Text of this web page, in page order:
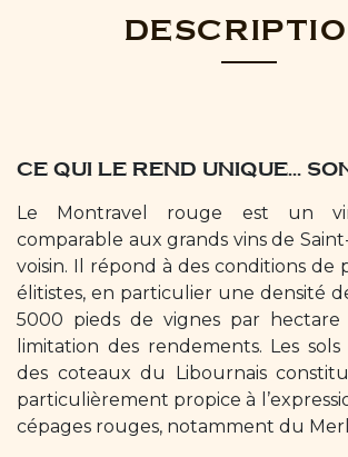
CE QUI LE REND UNIQUE…
Le Montravel rouge est un
comparable aux grands vins de
voisin. Il répond à des conditions de
élitistes, en particulier une densité
5000 pieds de vignes par
limitation des rendements. Les sols
des coteaux du Libournais
particulièrement propice à
cépages rouges, notamment du